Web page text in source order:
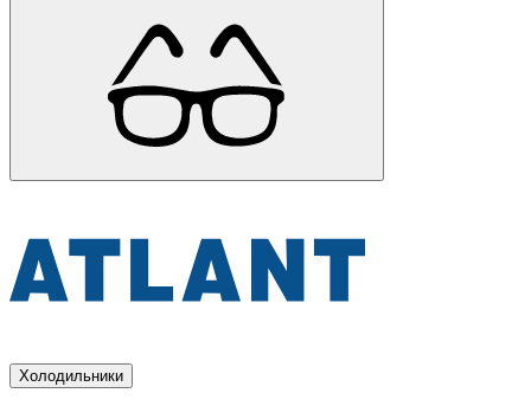
Холодильники